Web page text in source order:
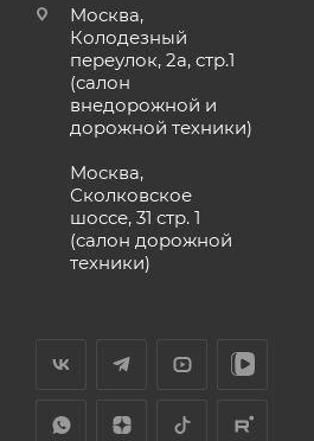
Москва,
Колодезный
переулок, 2а, стр.1
(салон
внедорожной и
дорожной техники)
Москва,
Сколковское
шоссе, 31 стр. 1
(салон дорожной
техники)